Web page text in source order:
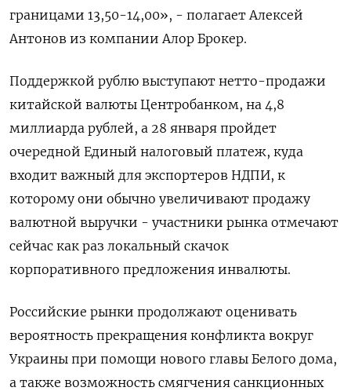
границами 13,50-14,00», - полагает Алексей
Антонов из компании Алор Брокер.
Поддержкой рублю выступают нетто-продажи
китайской валюты Центробанком, на 4,8
миллиарда рублей, а 28 января пройдет
очередной Единый налоговый платеж, куда
входит важный для экспортеров НДПИ, к
которому они обычно увеличивают продажу
валютной выручки - участники рынка отмечают
сейчас как раз локальный скачок
корпоративного предложения инвалюты.
Российские рынки продолжают оценивать
вероятность прекращения конфликта вокруг
Украины при помощи нового главы Белого дома,
а также возможность смягчения санкционных